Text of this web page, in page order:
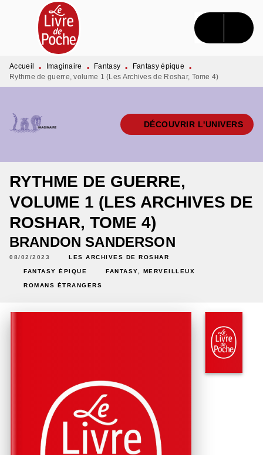
MENU RECHERCHE CONTENU
PIED DE PAGE
Accueil • Imaginaire • Fantasy • Fantasy épique
•
Rythme de guerre, volume 1 (Les Archives de Roshar, Tome 4)
DÉCOUVRIR L'UNIVERS
RYTHME DE GUERRE,
VOLUME 1 (LES ARCHIVES DE
ROSHAR, TOME 4)
BRANDON SANDERSON
08/02/2023 LES ARCHIVES DE ROSHAR
FANTASY ÉPIQUE FANTASY, MERVEILLEUX
ROMANS ÉTRANGERS